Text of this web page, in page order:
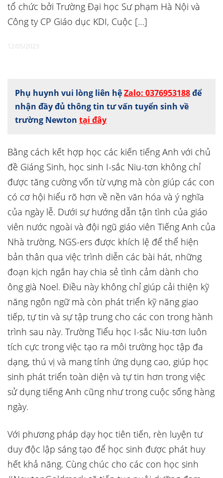
tổ chức bởi Trường Đại học Sư phạm Hà Nội và
Công ty CP Giáo dục KDI, Cuộc […]
12/05/2023
Phụ huynh vui lòng liên hệZalo: 0376953188để
nhận đầy đủ thông tin tư vấn tuyển sinh về
trường Newton tại đây
Bằng cách kết hợp học các kiến tiếng Anh với chủ
đề Giáng Sinh, học sinh I-sắc Niu-tơn không chỉ
được tăng cường vốn từ vựng mà còn giúp các con
có cơ hội hiểu rõ hơn về nền văn hóa và ý nghĩa
của ngày lễ. Dưới sự hướng dẫn tận tình của giáo
viên nước ngoài và đội ngũ giáo viên Tiếng Anh của
Nhà trường, NGS-ers được khích lệ để thể hiện
bản thân qua việc trình diễn các bài hát, những
đoạn kịch ngắn hay chia sẻ tình cảm dành cho
ông già Noel. Điều này không chỉ giúp cải thiện kỹ
năng ngôn ngữ mà còn phát triển kỹ năng giao
tiếp, tự tin và sự tập trung cho các con trong hành
trình sau này. Trường Tiểu học I-sắc Niu-tơn luôn
tích cực trong việc tạo ra môi trường học tập đa
dạng, thú vị và mang tính ứng dụng cao, giúp học
sinh phát triển toàn diện và tự tin hơn trong việc
sử dụng tiếng Anh cũng như trong cuộc sống hàng
ngày.
Với phương pháp dạy học tiên tiến, rèn luyện tư
duy độc lập sáng tạo để học sinh được phát huy
hết khả năng. Cùng chúc cho các con học sinh